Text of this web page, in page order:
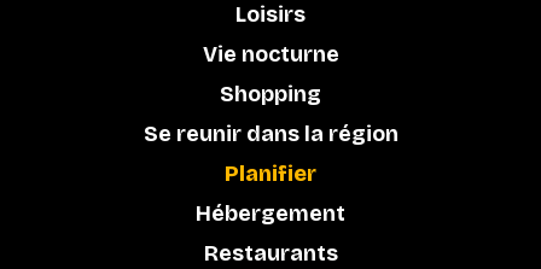
Loisirs
Vie nocturne
Shopping
Se reunir dans la région
Planifier
Hébergement
Restaurants